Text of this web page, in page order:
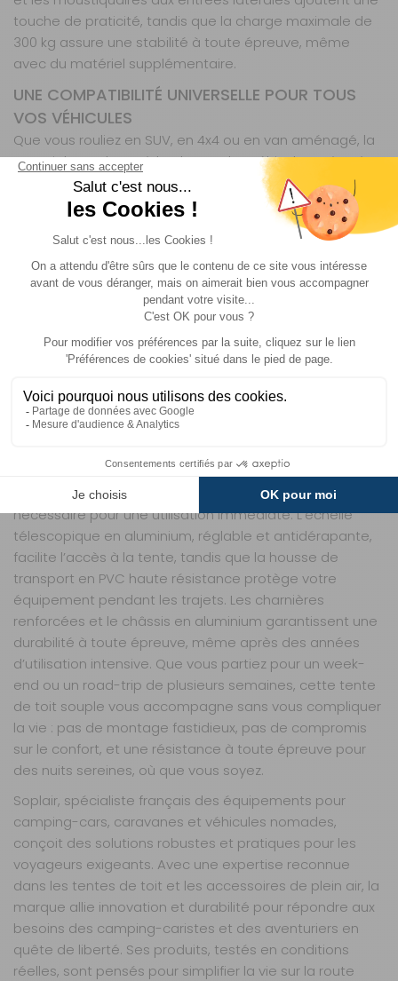
touche de praticité, tandis que la charge maximale de
300 kg assure une stabilité à toute épreuve, même
avec du matériel supplémentaire.
UNE COMPATIBILITÉ UNIVERSELLE POUR TOUS
VOS VÉHICULES
Que vous rouliez en SUV, en 4x4 ou en van aménagé, la
Star Night s’adapte à la plupart des véhicules grâce à
son système de fixation polyvalent. Ses dimensions
pliées (110 x 130 x 32 cm) et son poids de 58,8 kg la
rendent compatible avec les galeries de toit standard,
sans nécessiter d’équipement spécifique. Son
déploiement latéral évite les contraintes liées à la
hauteur du véhicule, tant que celle-ci ne dépasse pas
2,30 m. Une fois installée, elle ne gêne pas l’accès au
voiture, prête à être déployée à tout moment. Son
noire, s’intègre naturellement à tous les styles de
véhicules.
AVENTURES SANS SOUCI
La Star Night est livrée prête à l’emploi, avec tout le
nécessaire pour une utilisation immédiate. L’échelle
télescopique en aluminium, réglable et antidérapante,
facilite l’accès à la tente, tandis que la housse de
transport en PVC haute résistance protège votre
équipement pendant les trajets. Les charnières
renforcées et le châssis en aluminium garantissent une
durabilité à toute épreuve, même après des années
d’utilisation intensive. Que vous partiez pour un week-
end ou un road-trip de plusieurs semaines, cette tente
de toit souple vous accompagne sans vous compliquer
la vie : pas de montage fastidieux, pas de compromis
sur le confort, et une résistance à toute épreuve pour
des nuits sereines, où que vous soyez.
Soplair, spécialiste français des équipements pour
camping-cars, caravanes et véhicules nomades,
conçoit des solutions robustes et pratiques pour les
voyageurs exigeants. Avec une expertise reconnue
dans les tentes de toit et les accessoires de plein air, la
marque allie innovation et durabilité pour répondre aux
besoins des camping-caristes et des aventuriers en
quête de liberté. Ses produits, testés en conditions
réelles, sont pensés pour simplifier la vie sur la route